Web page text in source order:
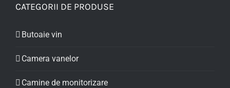
CATEGORII DE PRODUSE
Butoaie vin
Camera vanelor
Camine de monitorizare